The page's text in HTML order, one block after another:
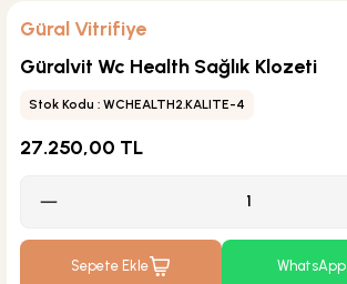
Güral Vitrifiye
Güralvit Wc Health Sağlık Klozeti
Stok Kodu : WCHEALTH2.KALITE-4
27.250,00 TL
Sepete Ekle WhatsApp